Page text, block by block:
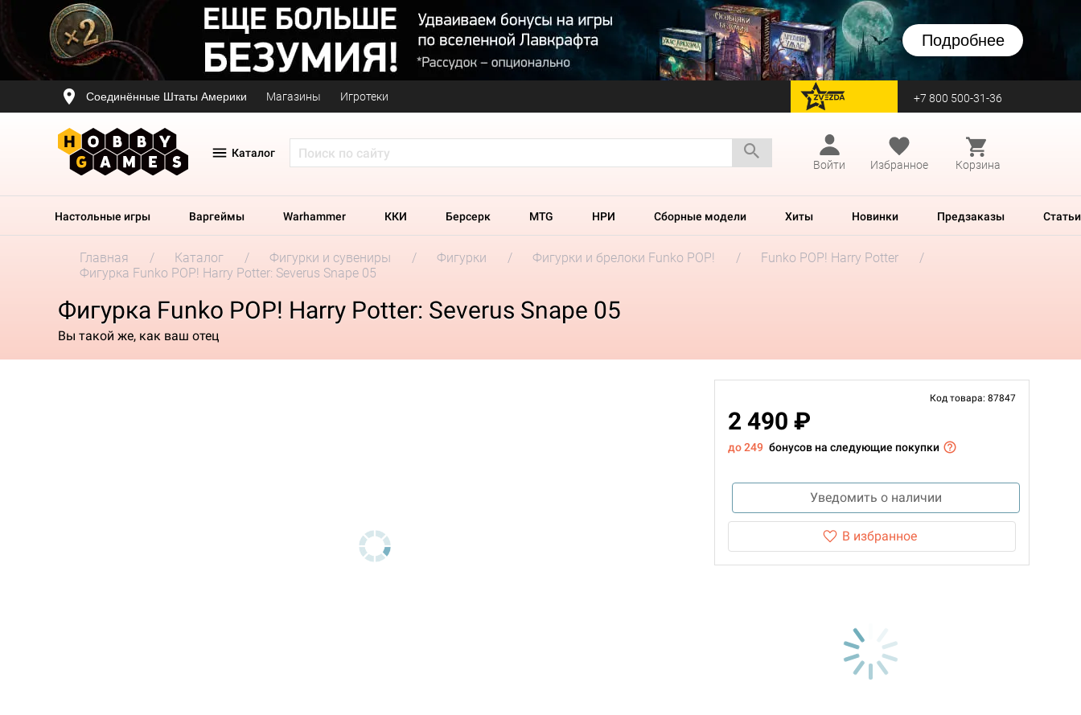
Подробнее
Соединённые Штаты Америки Магазины Игротеки перейти на Zvezda +7 800 500-31-36
Каталог
Войти
Избранное Корзина
Настольные игры Варгеймы Warhammer ККИ Берсерк MTG НРИ Сборные модели Хиты Новинки Предзаказы Статьи
Главная Каталог Фигурки и сувениры Фигурки Фигурки и брелоки Funko POP!
Funko POP! Harry Potter
Фигурка Funko POP! Harry Potter: Severus Snape 05
Фигурка Funko POP! Harry Potter: Severus Snape 05
Вы такой же, как ваш отец
Код товара: 87847
2 490 ₽
до 249 бонусов на следующие покупки
Уведомить о наличии
В избранное